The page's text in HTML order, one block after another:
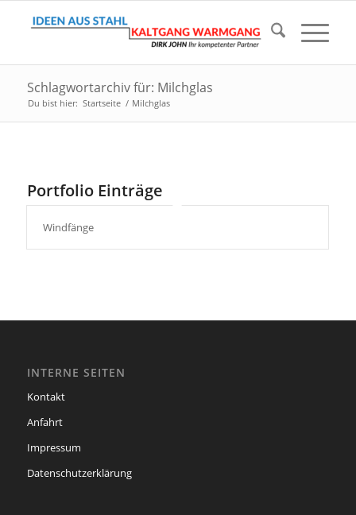
Schlagwortarchiv für: Milchglas
Du bist hier: Startseite / Milchglas
Portfolio Einträge
Windfänge
INTERNE SEITEN
Kontakt
Anfahrt
Impressum
Datenschutzerklärung